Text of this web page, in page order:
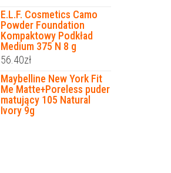
E.L.F. Cosmetics Camo
Powder Foundation
Kompaktowy Podkład
Medium 375 N 8 g
56.40zł
Maybelline New York Fit
Me Matte+Poreless puder
matujący 105 Natural
Ivory 9g